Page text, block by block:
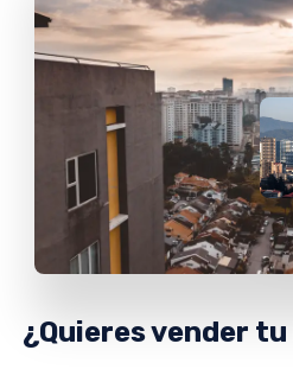
¿Quieres vender